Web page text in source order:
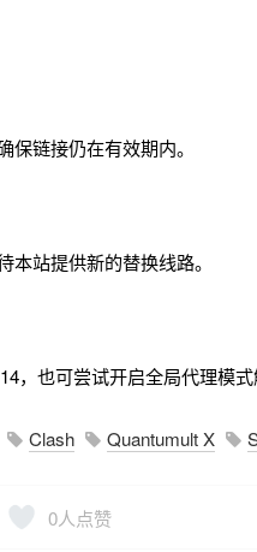
链接仍在有效期内。
站提供新的替换线路。
，也可尝试开启全局代理模式
Clash Quantumult X
0人点赞